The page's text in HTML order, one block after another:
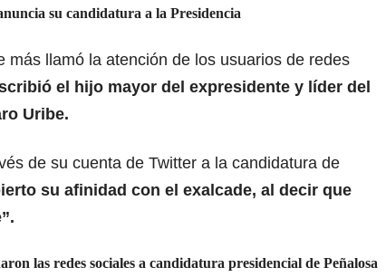
su candidatura a la Presidencia
más llamó la atención de los usuarios de redes
el hijo mayor del expresidente y líder del
Uribe.
de su cuenta de Twitter a la candidatura de
su afinidad con el exalcade, al decir que
las redes sociales a candidatura presidencial de Peñalosa​